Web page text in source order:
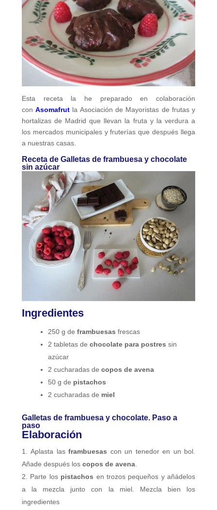
Esta receta la he preparado en colaboración
conAsomafrut la Asociación de Mayoristas de frutas y
hortalizas de Madrid que llevan la fruta y la verdura a
los mercados municipales y fruterías que después llega
a nuestras casas.
Receta de Galletas de frambuesa y chocolate
sin azúcar
Ingredientes
250 g de frambuesas frescas
2 tabletas de chocolate para postres sin
azúcar
2 cucharadas de copos de avena
50 g de pistachos
2 cucharadas de miel
Galletas de frambuesa y chocolate. Paso a
paso
Elaboración
Aplasta lasframbuesas con un tenedor en un bol.
Añade después los copos de avena.
Parte los pistachos en trozos pequeños y añádelos
a la mezcla junto con la miel. Mezcla bien los
ingredientes